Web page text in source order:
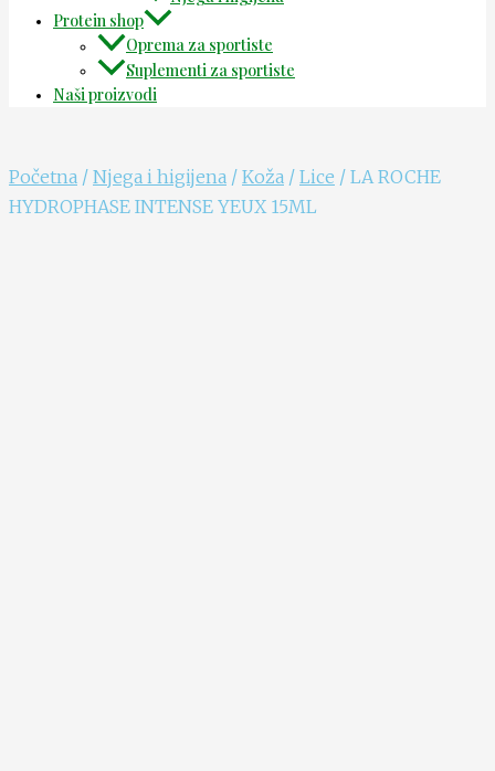
Protein shop
Oprema za sportiste
Suplementi za sportiste
Naši proizvodi
Početna / Njega i higijena / Koža / Lice / LA ROCHE
HYDROPHASE INTENSE YEUX 15ML